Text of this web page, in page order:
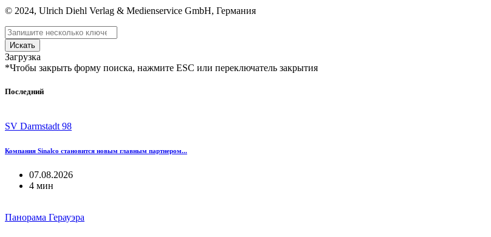
© 2024, Ulrich Diehl Verlag & Medienservice GmbH, Германия
Искать
Загрузка
*Чтобы закрыть форму поиска, нажмите ESC или переключатель закрытия
Последний
SV Darmstadt 98
Компания Sinalco становится новым главным партнером...
07.08.2026
4 мин
Панорама Герауэра